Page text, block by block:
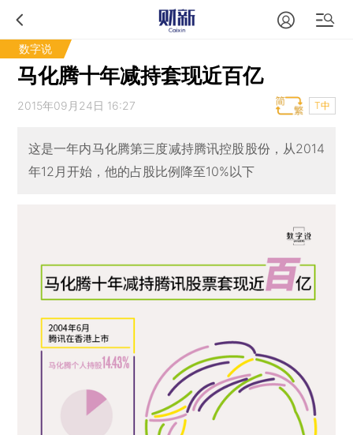
数字说
马化腾十年减持套现近百亿
2015年09月24日 16:27 T中
这是一年内马化腾第三度减持腾讯控股股份，从2014
年12月开始，他的占股比例降至10%以下